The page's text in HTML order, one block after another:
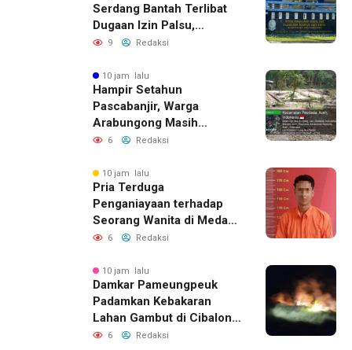
Serdang Bantah Terlibat
Dugaan Izin Palsu,
Tegaskan Proses
Jalur Resmi
9 Redaksi
10 jam lalu
Hampir Setahun
Pascabanjir, Warga
Arabungong Masih
Menunggu Bantuan
6 Redaksi
10 jam lalu
Pria Terduga
Penganiayaan terhadap
Seorang Wanita di Medan
Ditangkap Polisi
6 Redaksi
10 jam lalu
Damkar Pameungpeuk
Padamkan Kebakaran
Lahan Gambut di Cibalong,
Permukiman Warga
6 Redaksi